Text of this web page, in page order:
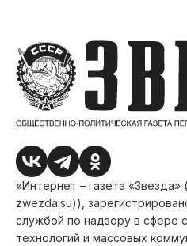
«Интернет – газета
zwezda.su)),
службой по надзору в сфере
технологий и массовых